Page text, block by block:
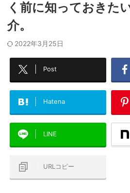
く前に知っておきた
介。
2022年3月25日
Post
Hatena
LINE
URLコピー